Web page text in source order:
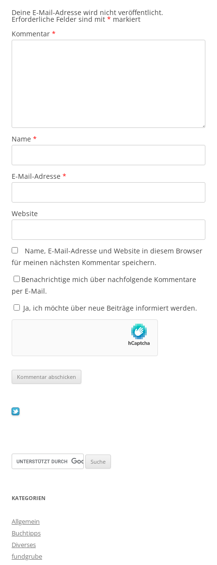
Deine E-Mail-Adresse wird nicht veröffentlicht.
Erforderliche Felder sind mit * markiert
Kommentar *
Name *
E-Mail-Adresse *
Website
Name, E-Mail-Adresse und Website in diesem Browser
für meinen nächsten Kommentar speichern.
Benachrichtige mich über nachfolgende Kommentare
per E-Mail.
Ja, ich möchte über neue Beiträge informiert werden.
KATEGORIEN
Allgemein
Buchtipps
Diverses
fundgrube